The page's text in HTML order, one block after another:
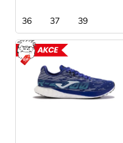
38,5
39
40
40,5
36 37 39